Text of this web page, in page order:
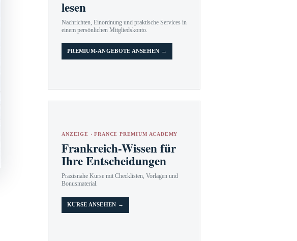
lesen
Nachrichten, Einordnung und praktische Services in
einem persönlichen Mitgliedskonto.
PREMIUM-ANGEBOTE ANSEHEN →
ANZEIGE · FRANCE PREMIUM ACADEMY
Frankreich-Wissen für
Ihre Entscheidungen
Praxisnahe Kurse mit Checklisten, Vorlagen und
Bonusmaterial.
KURSE ANSEHEN →